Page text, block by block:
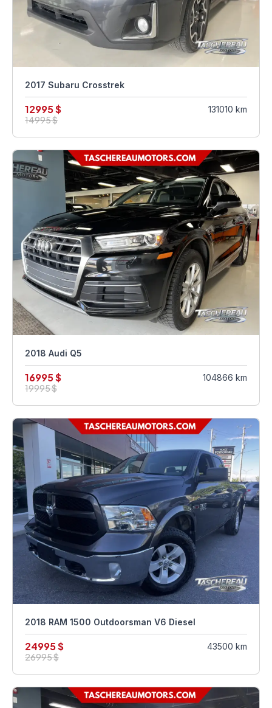
2017 Subaru Crosstrek
12995 $
14995 $
131010 km
2018 Audi Q5
16995 $
19995 $
104866 km
2018 RAM 1500 Outdoorsman V6 Diesel
24995 $
26995 $
43500 km